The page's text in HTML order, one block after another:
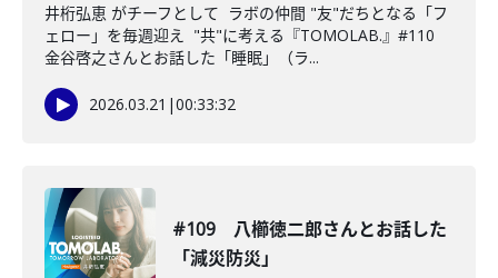
井桁弘恵 がチーフとして ラボの仲間 "友"だちとなる「フ
ェロー」を毎週迎え "共"に考える『TOMOLAB.』#110
金谷啓之さんとお話した「睡眠」（ラ...
2026.03.21 |00:33:32
#109 八櫛徳二郎さんとお話した
「減災防災」